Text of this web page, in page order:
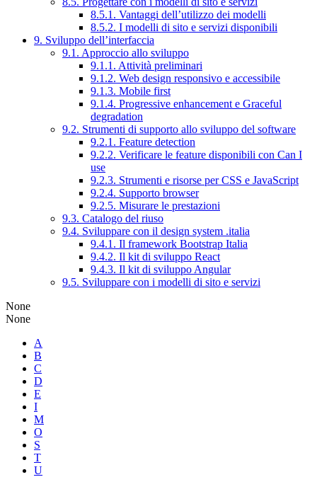
8.5.1. Vantaggi dell’utilizzo dei modelli
8.5.2. I modelli di sito e servizi disponibili
9. Sviluppo dell’interfaccia
9.1. Approccio allo sviluppo
9.1.1. Attività preliminari
9.1.2. Web design responsivo e accessibile
9.1.3. Mobile first
9.1.4. Progressive enhancement e Graceful
degradation
9.2. Strumenti di supporto allo sviluppo del software
9.2.1. Feature detection
9.2.2. Verificare le feature disponibili con Can I
use
9.2.3. Strumenti e risorse per CSS e JavaScript
9.2.4. Supporto browser
9.2.5. Misurare le prestazioni
9.3. Catalogo del riuso
9.4. Sviluppare con il design system .italia
9.4.1. Il framework Bootstrap Italia
9.4.2. Il kit di sviluppo React
9.4.3. Il kit di sviluppo Angular
9.5. Sviluppare con i modelli di sito e servizi
None
None
A
B
C
D
E
I
M
O
S
T
U